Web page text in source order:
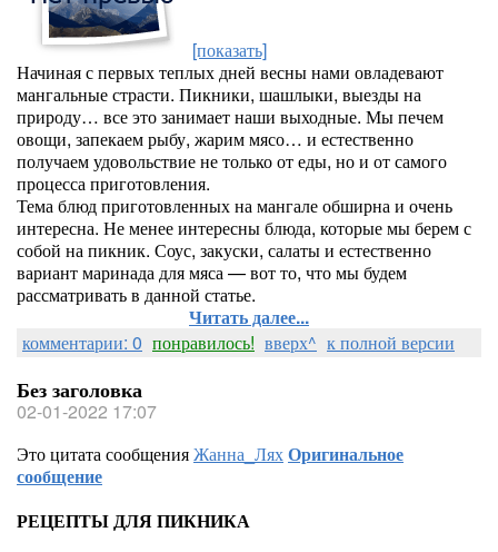
[показать]
Начиная с первых теплых дней весны нами овладевают
мангальные страсти. Пикники, шашлыки, выезды на
природу… все это занимает наши выходные. Мы печем
овощи, запекаем рыбу, жарим мясо… и естественно
получаем удовольствие не только от еды, но и от самого
процесса приготовления.
Тема блюд приготовленных на мангале обширна и очень
интересна. Не менее интересны блюда, которые мы берем с
собой на пикник. Соус, закуски, салаты и естественно
вариант маринада для мяса — вот то, что мы будем
рассматривать в данной статье.
Читать далее...
комментарии: 0 понравилось! вверх^ к полной версии
Без заголовка
02-01-2022 17:07
Это цитата сообщенияЖанна_ЛяхОригинальное
сообщение
РЕЦЕПТЫ ДЛЯ ПИКНИКА